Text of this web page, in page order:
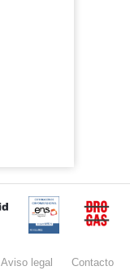
Certificación Buzón
Avisolegal Contacto